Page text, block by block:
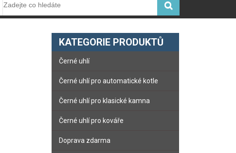
KATEGORIE PRODUKTŮ
Černé uhlí
Černé uhlí pro automatické kotle
Černé uhlí pro klasické kamna
Černé uhlí pro kováře
Doprava zdarma